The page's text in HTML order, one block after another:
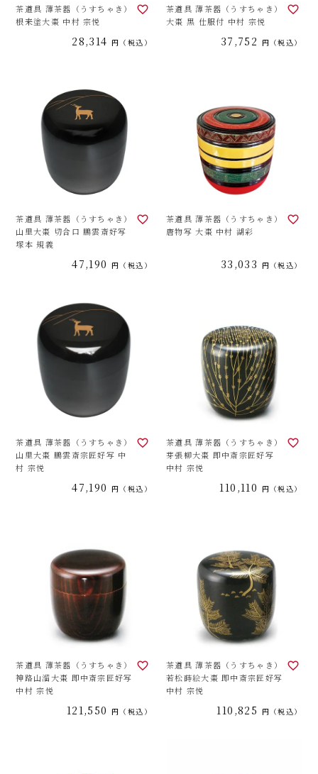
茶道具 薄茶器（うすちゃき）
根来塗大棗 中村 宗悦
28,314 税込
茶道具 薄茶器（うすちゃき）
大棗 黒 仕服付 中村 宗悦
37,752 税込
茶道具 薄茶器（うすちゃき）
山里大棗 切合口 鵬雲斎好写
塚本 規義
47,190 税込
茶道具 薄茶器（うすちゃき）
唐物写 大棗 中村 湖彩
33,033 税込
茶道具 薄茶器（うすちゃき）
山里大棗 鵬雲斎宗匠好写 中
村 宗悦
47,190 税込
茶道具 薄茶器（うすちゃき）
芽張柳大棗 即中斎宗匠好写
中村 宗悦
110,110 税込
茶道具 薄茶器（うすちゃき）
神路山溜大棗 即中斎宗匠好写
中村 宗悦
121,550 税込
茶道具 薄茶器（うすちゃき）
若松蒔絵大棗 即中斎宗匠好写
中村 宗悦
110,825 税込